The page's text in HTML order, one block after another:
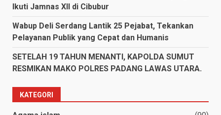
Ikuti Jamnas XII di Cibubur
Wabup Deli Serdang Lantik 25 Pejabat, Tekankan
Pelayanan Publik yang Cepat dan Humanis
SETELAH 19 TAHUN MENANTI, KAPOLDA SUMUT
RESMIKAN MAKO POLRES PADANG LAWAS UTARA.
KATEGORI